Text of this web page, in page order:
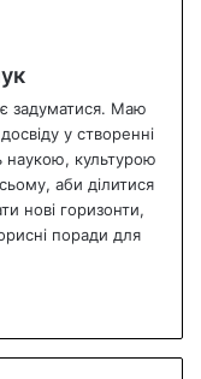
задуматися. Маю
у створенні
наукою, культурою
аби ділитися
нові горизонти,
поради для